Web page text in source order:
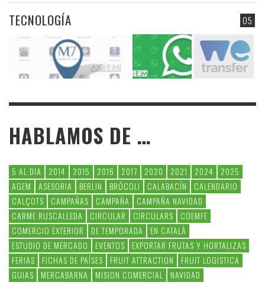
05
TECNOLOGÍA
HABLAMOS DE …
5 AL DIA 2014 2015 2016 2017 2020 2021 2024
2025
AGEM
ASESORIA BERLIN BRÓCOLI CALABACÍN
CALENDARIO
CALÇOTS
CAMPAÑAS CAMPAÑA
CAMPAÑA NAVIDAD
CARME RUSCALLEDA
CIRCULAR CIRCULARS
COEMFE
COMERCIO EXTERIOR
DE TEMPORADA
EN CATALÀ
ESTUDIO DE MERCADO
EVENTOS
EXPORTAR FRUTAS Y HORTALIZAS
FERIAS
FICHAS DE PAÍSES FRUIT ATTRACTION
FRUIT LOGISTICA
GUIAS
MERCABARNA MISION COMERCIAL
NAVIDAD